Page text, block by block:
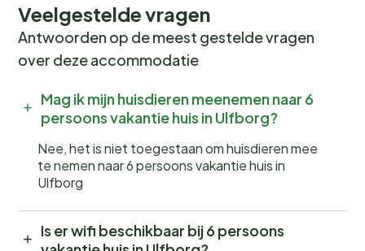
Veelgestelde vragen
Antwoorden op de meest gestelde vragen
over deze accommodatie
Mag ik mijn huisdieren meenemen naar 6
persoons vakantie huis in Ulfborg?
Nee, het is niet toegestaan om huisdieren mee
te nemen naar 6 persoons vakantie huis in
Ulfborg
Is er wifi beschikbaar bij 6 persoons